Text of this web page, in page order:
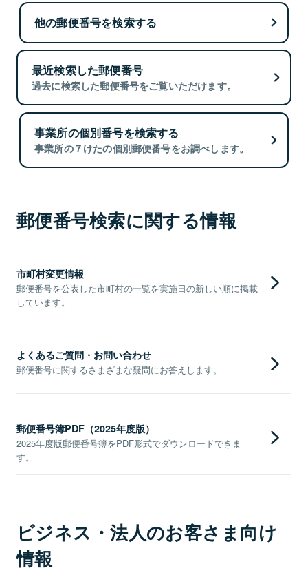
他の郵便番号を検索する
最近検索した郵便番号
過去に検索した郵便番号をご覧いただけます。
事業所の個別番号を検索する
事業所の７けたの個別郵便番号をお調べします。
郵便番号検索に関する情報
市町村変更情報
郵便番号を公表した市町村の一覧を実施日の新しい順に掲載
しています。
よくあるご質問・お問い合わせ
郵便番号に関するさまざまな疑問にお答えします。
郵便番号簿PDF（2025年度版）
2025年度版郵便番号簿をPDF形式でダウンロードできま
す。
ビジネス・法人のお客さま向け
情報